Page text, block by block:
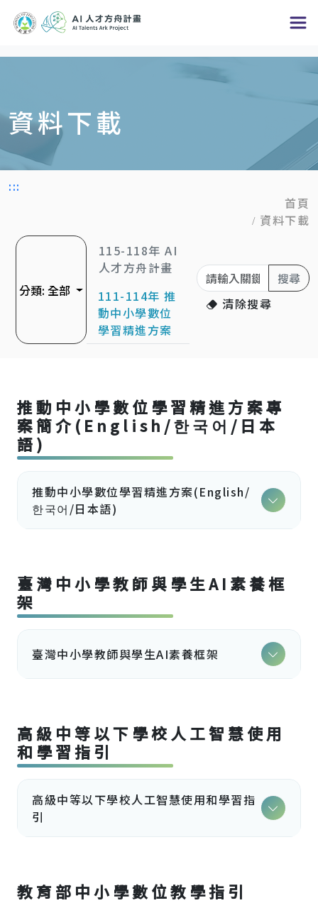
跳
容
區
塊
資料下載
:::
首頁
資料下載
分類: 全部
115-118年 AI
人才方舟計畫
111-114年 推
動中小學數位
學習精進方案
關鍵字
搜尋
清除搜尋
推動中小學數位學習精進方案專
案簡介(English/한국어/日本
語)
推動中小學數位學習精進方案(English/
한국어/日本語)
臺灣中小學教師與學生AI素養框
架
臺灣中小學教師與學生AI素養框架
高級中等以下學校人工智慧使用
和學習指引
高級中等以下學校人工智慧使用和學習指
引
教育部中小學數位教學指引